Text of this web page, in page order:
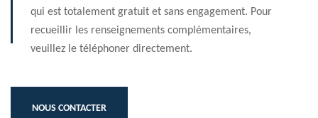
qui est totalement gratuit et sans engagement. Pour
recueillir les renseignements complémentaires,
veuillez le téléphoner directement.
NOUS CONTACTER